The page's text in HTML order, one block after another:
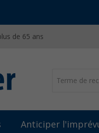
de 65 ans
Anticiper